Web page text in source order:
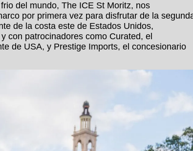
del mundo, The ICE St Moritz, nos
por primera vez para disfrutar de la
de la costa este de Estados Unidos,
con patrocinadores como Curated, el
de USA, y Prestige Imports, el concesionario